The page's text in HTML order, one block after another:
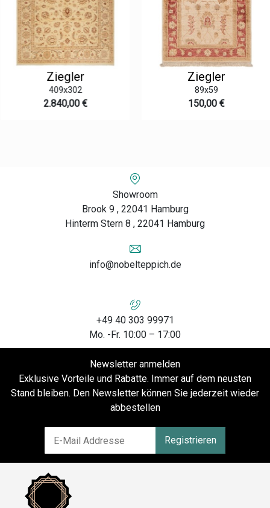
Ziegler
409x302
2.840,00 €
Ziegler
89x59
150,00 €
Showroom
Brook 9 , 22041 Hamburg
Hinterm Stern 8 , 22041 Hamburg
info@nobelteppich.de
+49 40 303 99971
Mo. -Fr. 10:00 – 17:00
Newsletter anmelden
Exklusive Vorteile und Rabatte. Immer auf dem neusten
Stand bleiben. Den Newsletter können Sie jederzeit wieder
abbestellen
Registrieren